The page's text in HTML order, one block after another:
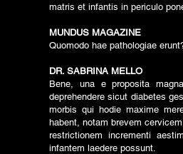
matris et infantis in periculo
MUNDUS MAGAZINE
Quomodo hae pathologiae
DR. SABRINA MELLO
Bene, una e proposita
deprehendere sicut diabetes
morbis qui hodie maxime
habent, notam brevem
restrictionem incrementi
infantem laedere possunt.